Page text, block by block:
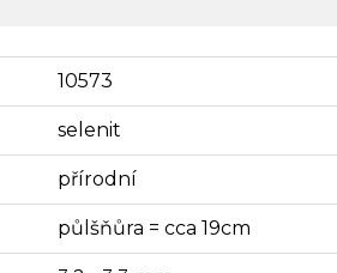
10573
selenit
přírodní
půlšňůra = cca 19cm